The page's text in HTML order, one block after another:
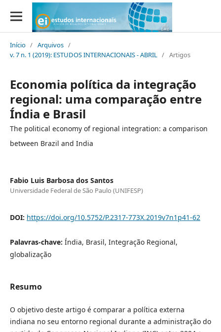
Início / Arquivos /
v. 7 n. 1 (2019): ESTUDOS INTERNACIONAIS - ABRIL / Artigos
Economia política da integração
regional: uma comparação entre
Índia e Brasil
The political economy of regional integration: a comparison
between Brazil and India
Fabio Luis Barbosa dos Santos
Universidade Federal de São Paulo (UNIFESP)
DOI: https://doi.org/10.5752/P.2317-773X.2019v7n1p41-62
Palavras-chave: Índia, Brasil, Integração Regional,
globalização
Resumo
O objetivo deste artigo é comparar a política externa
indiana no seu entorno regional durante a administração do